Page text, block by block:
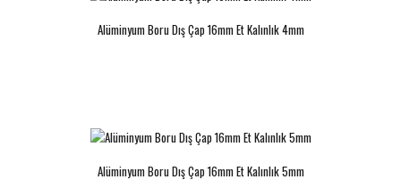
..
Alüminyum Boru Dış Çap 16mm Et Kalınlık 4mm
Alüminyum Boru Dış Çap 16mm Et Kalınlık 5mm